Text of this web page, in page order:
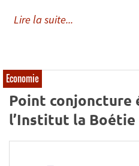
Lire la suite...
Economie
Point conjoncture
l’Institut la Boétie